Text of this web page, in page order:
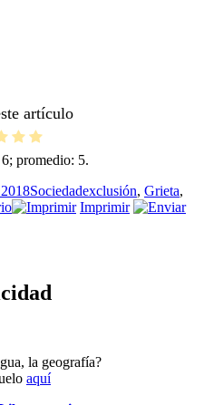
artículo
6; promedio: 5.
Categorías
SociedadEtiquetas
exclusión, Grieta,
en
Imprimir
la geografía?
aquí